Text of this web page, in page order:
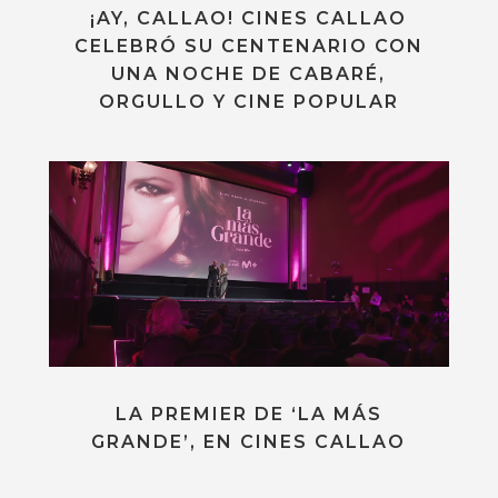
¡AY, CALLAO! CINES CALLAO
CELEBRÓ SU CENTENARIO CON
UNA NOCHE DE CABARÉ,
ORGULLO Y CINE POPULAR
LA PREMIER DE ‘LA MÁS
GRANDE’, EN CINES CALLAO